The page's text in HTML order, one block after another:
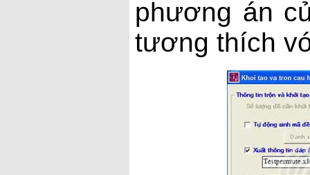
phương án
tương thích